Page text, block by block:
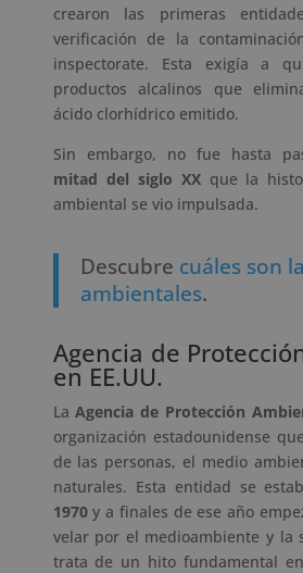
crearon las primeras
verificación de la
inspectorate. Esta exigía a
productos alcalinos que
ácido clorhídrico emitido.
Sin embargo, no fue hasta
mitad del siglo XXque la
ambiental se vio impulsada.
Descubre cuáles son
ambientales.
Agencia de
en EE.UU.
LaAgencia de Protección
organización estadounidense
de las personas, el medio
naturales. Esta entidad se
1970y a finales de ese año
velar por el medioambiente y la
trata de un hito fundamental